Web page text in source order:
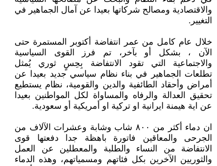
والاقتصادية ومصالح شركاتها بعيدا عن آمال الجماهير في
التغيير.
خلال عام كامل من عمر انتفاضة أكتوبر المستمرة حتى
الآن ، بشكل أو بآخر، تم فرز القوى السياسية
والاجتماعية التي تقود الانتفاضة بِحِسٍ ثوري يُمثل
تطلعات الجماهير في بناء نظام سياسي جديد بعيدا عن
أمراض وأحقاد الطائفية والدين والقومية، نظام يستطيع
تحقيق العدالة والرفاه والمساواة لكل المواطنين بعيدا
عن اية هيمنة ايرانية او تركية او أمريكية أو سعودية.
ان دماء أكثر من ٨٠٠ شاب وشابة وعشرات الآلاف من
الجرحى والمعاقين فاتورة باهظة جدا دفعتها قوى
الانتفاضة من النساء والطلبة والمعطلين عن العمل
والثوريين الآخرين بكل فئاتهم ومسمياتهم، وهذه الدماء